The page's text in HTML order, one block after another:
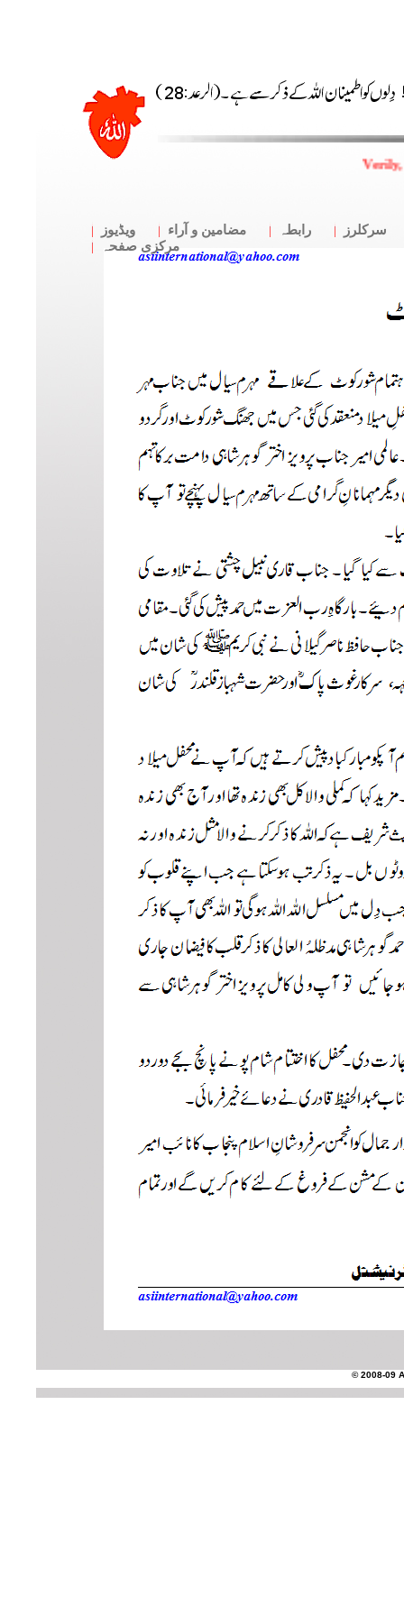
سرکلرز رابطہ مضامین و آراء
ویڈیوز
مرکزی صفحہ
© 2008-09